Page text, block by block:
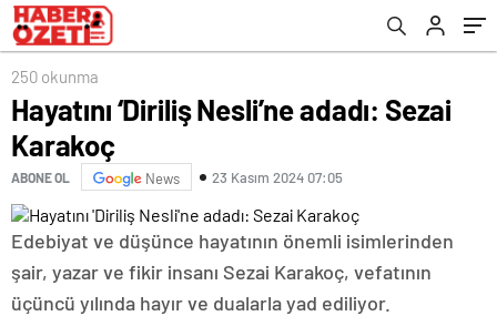
250 okunma
Hayatını ‘Diriliş Nesli’ne adadı: Sezai
Karakoç
ABONE OL News 23 Kasım 2024 07:05
Edebiyat ve düşünce hayatının önemli isimlerinden
şair, yazar ve fikir insanı Sezai Karakoç, vefatının
üçüncü yılında hayır ve dualarla yad ediliyor.